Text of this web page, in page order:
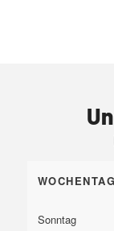
WOCHENTAG
Sonntag